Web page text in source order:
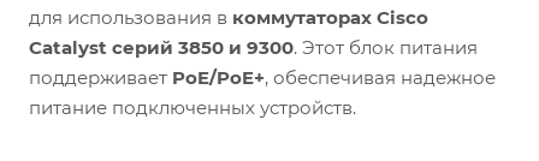
для использования в коммутаторах Cisco
Catalyst серий 3850 и 9300. Этот блок питания
поддерживает PoE/PoE+, обеспечивая надежное
питание подключенных устройств.